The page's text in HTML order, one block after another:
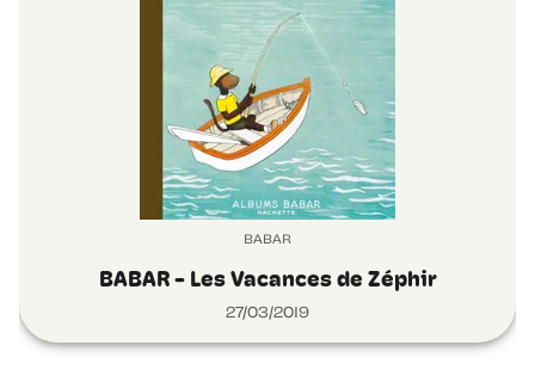
BABAR
BABAR - Les Vacances de Zéphir
27/03/2019